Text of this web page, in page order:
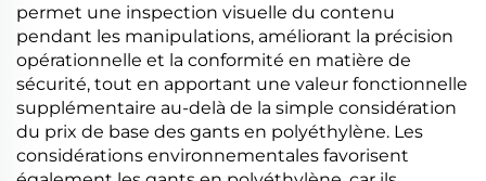
permet une inspection visuelle du contenu
pendant les manipulations, améliorant la précision
opérationnelle et la conformité en matière de
sécurité, tout en apportant une valeur fonctionnelle
supplémentaire au-delà de la simple considération
du prix de base des gants en polyéthylène. Les
considérations environnementales favorisent